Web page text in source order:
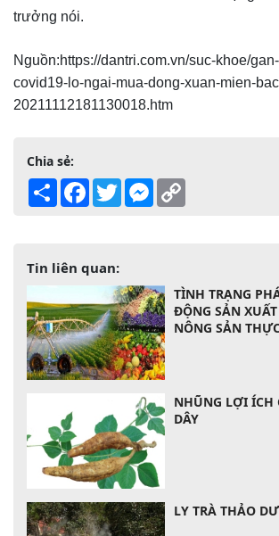
trưởng nói.
Nguồn:https://dantri.com.vn/suc-khoe/
covid19-lo-ngai-mua-dong-xuan-mien-
20211112181130018.htm
Chia sẻ:
Share Facebook
TwitterMessenger
Tin liên quan:
TÌNH TRẠNG
ĐỘNG SẢN
NÔNG SẢN THỰC
NHŨNG LỢI ÍCH
DÂY
LY TRÀ THẢO